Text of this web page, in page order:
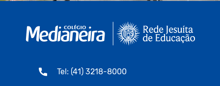
Tel: (41) 3218-8000